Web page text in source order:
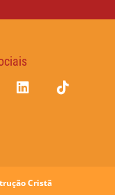
Cristã